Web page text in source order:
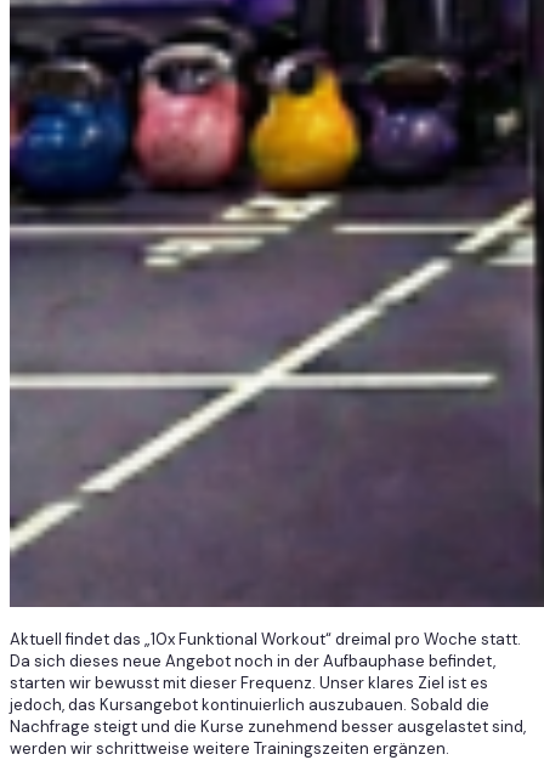
Aktuell findet das „10x Funktional Workout“ dreimal pro Woche statt.
Da sich dieses neue Angebot noch in der Aufbauphase befindet,
starten wir bewusst mit dieser Frequenz. Unser klares Ziel ist es
jedoch, das Kursangebot kontinuierlich auszubauen. Sobald die
Nachfrage steigt und die Kurse zunehmend besser ausgelastet sind,
werden wir schrittweise weitere Trainingszeiten ergänzen.